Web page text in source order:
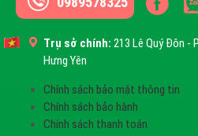
Trụ sở chính: 213 Lê Quý Đôn -
Hưng Yên
Chính sách bảo mật thông tin
Chính sách bảo hành
Chính sách thanh toán